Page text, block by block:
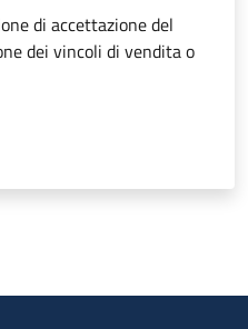
di accettazione del
dei vincoli di vendita o